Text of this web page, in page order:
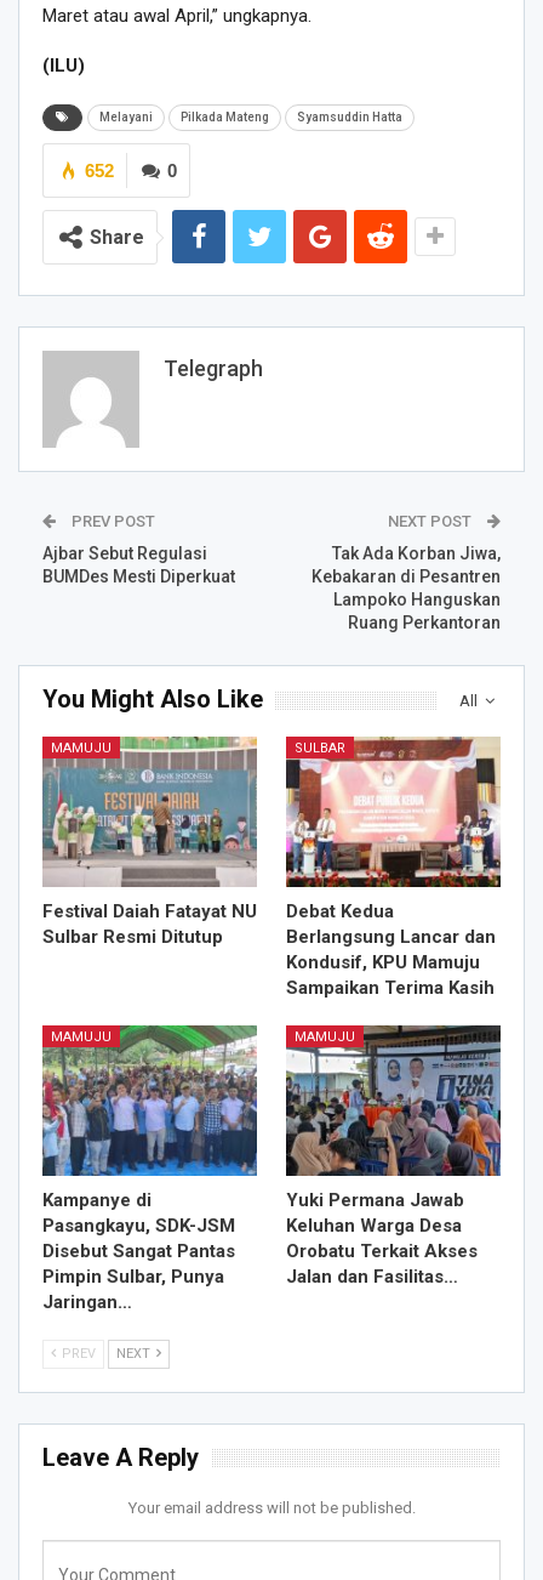
Maret atau awal April,” ungkapnya.
(ILU)
Melayani Pilkada Mateng Syamsuddin Hatta
0
652
Share
Telegraph
PREV POST
Ajbar Sebut Regulasi
BUMDes Mesti Diperkuat
NEXT POST
Tak Ada Korban Jiwa,
Kebakaran di Pesantren
Lampoko Hanguskan
Ruang Perkantoran
All
You Might Also Like
MAMUJU
Festival Daiah Fatayat NU
Sulbar Resmi Ditutup
SULBAR
Debat Kedua
Berlangsung Lancar dan
Kondusif, KPU Mamuju
Sampaikan Terima Kasih
MAMUJU
Kampanye di
Pasangkayu, SDK-JSM
Disebut Sangat Pantas
Pimpin Sulbar, Punya
Jaringan…
MAMUJU
Yuki Permana Jawab
Keluhan Warga Desa
Orobatu Terkait Akses
Jalan dan Fasilitas…
PREV NEXT
Leave A Reply
Your email address will not be published.